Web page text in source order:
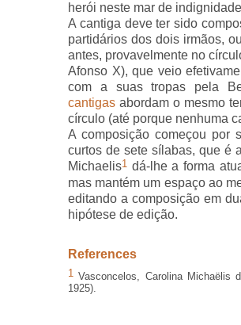
herói neste mar de
A cantiga deve ter sido
partidários dos dois irmãos,
antes, provavelmente no
Afonso X), que veio
com a suas tropas pela
cantigas abordam o mesmo
círculo (até porque nenhuma
A composição começou por
curtos de sete sílabas, que é
Michaelis1 dá-lhe a forma
mas mantém um espaço ao
editando a composição em
hipótese de edição.
References
1 Vasconcelos, Carolina
1925).